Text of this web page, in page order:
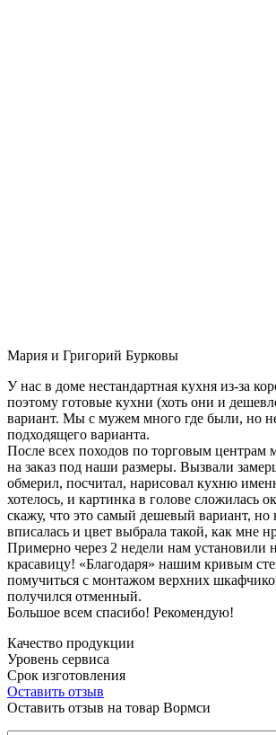
Мария и Григорий Бурковы
У нас в доме нестандартная кухня из-за
поэтому готовые кухни (хоть они и
вариант. Мы с мужем много где были, но
подходящего варианта.
После всех походов по торговым центрам
на заказ под наши размеры. Вызвали
обмерил, посчитал, нарисовал кухню
хотелось, и картинка в голове сложилась
скажу, что это самый дешевый вариант, но
вписалась и цвет выбрала такой, как мне
Примерно через 2 недели нам установили
красавицу! «Благодаря» нашим кривым
помучиться с монтажом верхних
получился отменный.
Большое всем спасибо! Рекомендую!
Качество продукции
Уровень сервиса
Срок изготовления
Оставить отзыв
Оставить отзыв на товар Вормси